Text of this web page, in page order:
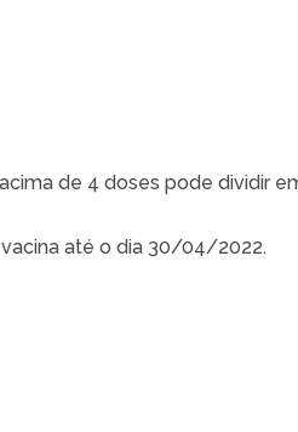
de 4 doses pode dividir
até o dia 30/04/2022.